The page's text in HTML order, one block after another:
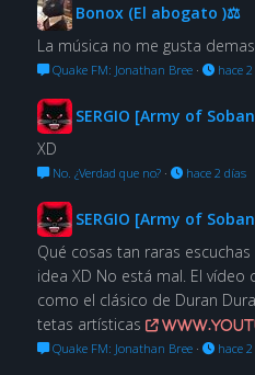
Bonox (El abogato )⚖
La música no me gusta
Quake FM: Jonathan Bree· hace 2
SERGIO [Army of
XD
No. ¿Verdad que no?· hace 2 días
SERGIO [Army of
Qué cosas tan raras escuchas
idea XD No está mal. El
como el clásico de Duran
tetas artísticas
Quake FM: Jonathan Bree· hace 2